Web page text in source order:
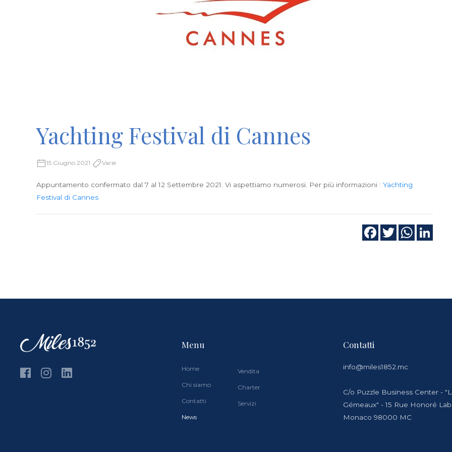
Yachting Festival di Cannes
15 Giugno 2021 Varie
Appuntamento confermato dal 7 al 12 Settembre 2021. Vi aspettiamo numerosi. Per più informazioni : Yachting
Festival di Cannes
Menu
Home
Chi siamo
Contatti
News
Vendita
Charter
Servizi
Contatti
info@miles1852.mc
C/o Puzzle Business Center -
Gémeaux" - 15 Rue Honoré
Monaco 98000 MC